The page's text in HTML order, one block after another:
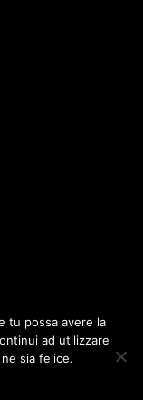
diritti riservati - P.
tu possa avere la
ad utilizzare
sia felice.